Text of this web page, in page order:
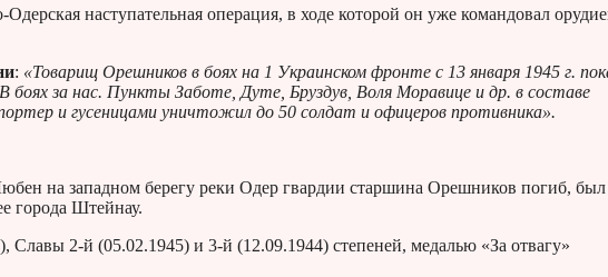
наступательная операция, в ходе которой он уже командовал
: «Товарищ Орешников в боях на 1 Украинском фронте с 13 января 1945 г.
за нас. Пункты Заботе, Дуте, Бруздув, Воля Моравице и др. в составе
и гусеницами уничтожил до 50 солдат и офицеров противника».
на западном берегу реки Одер гвардии старшина Орешников погиб, был
города Штейнау.
2-й (05.02.1945) и 3-й (12.09.1944) степеней, медалью «За отвагу»